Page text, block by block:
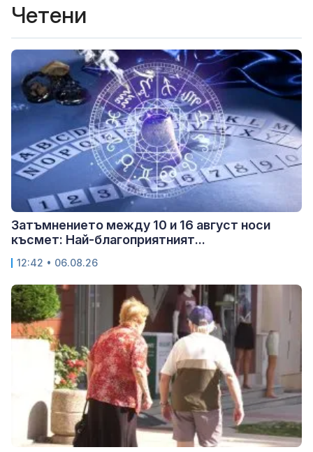
Четени
Затъмнението между 10 и 16 август носи
късмет: Най-благоприятният...
12:42 • 06.08.26